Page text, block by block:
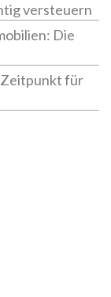
versteuern
Die
für